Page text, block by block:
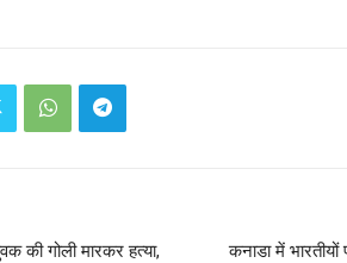
की गोली मारकर हत्या,
कनाडा में